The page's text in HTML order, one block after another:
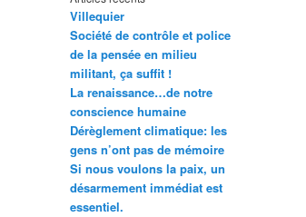
Villequier
Société de contrôle et police
de la pensée en milieu
militant, ça suffit !
La renaissance…de notre
conscience humaine
Dérèglement climatique: les
gens n’ont pas de mémoire
Si nous voulons la paix, un
désarmement immédiat est
essentiel.